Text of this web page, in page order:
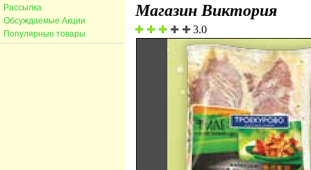
Рассылка
Обсуждаемые Акции
Популярные товары
Магазин Виктория
3.0